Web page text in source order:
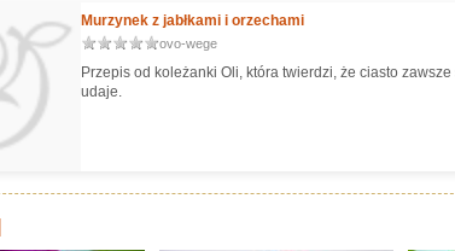
Murzynek z jabłkami i orzechami
ovo-wege
Przepis od koleżanki Oli, która twierdzi, że ciasto zawsze
udaje.